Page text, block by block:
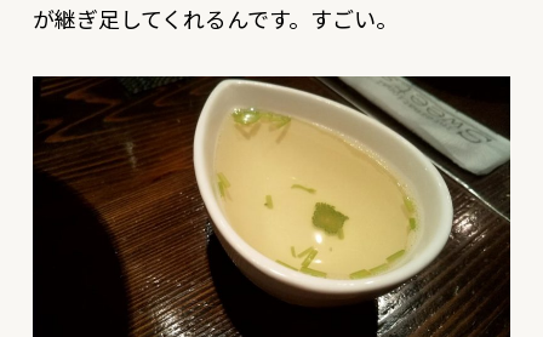
が継ぎ足してくれるんです。すごい。